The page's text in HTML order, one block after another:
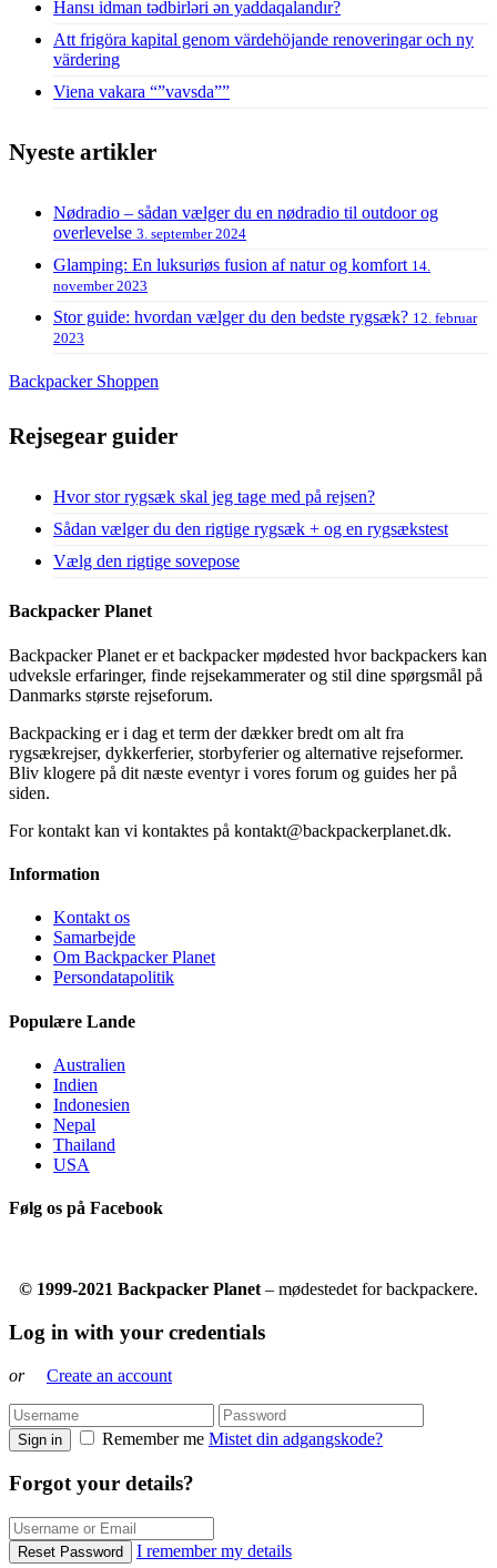
Hansı idman tədbirləri ən yaddaqalandır?
Att frigöra kapital genom värdehöjande renoveringar och ny
värdering
Viena vakara “”vavsda””
Nyeste artikler
Nødradio – sådan vælger du en nødradio til outdoor og
overlevelse 3. september 2024
Glamping: En luksuriøs fusion af natur og komfort 14.
november 2023
Stor guide: hvordan vælger du den bedste rygsæk? 12. februar
2023
Backpacker Shoppen
Rejsegear guider
Hvor stor rygsæk skal jeg tage med på rejsen?
Sådan vælger du den rigtige rygsæk + og en rygsækstest
Vælg den rigtige sovepose
Backpacker Planet
Backpacker Planet er et backpacker mødested hvor backpackers kan
udveksle erfaringer, finde rejsekammerater og stil dine spørgsmål på
Danmarks største rejseforum.
Backpacking er i dag et term der dækker bredt om alt fra
rygsækrejser, dykkerferier, storbyferier og alternative rejseformer.
Bliv klogere på dit næste eventyr i vores forum og guides her på
siden.
For kontakt kan vi kontaktes på kontakt@backpackerplanet.dk.
Information
Kontakt os
Samarbejde
Om Backpacker Planet
Persondatapolitik
Populære Lande
Australien
Indien
Indonesien
Nepal
Thailand
USA
Følg os på Facebook
© 1999-2021 Backpacker Planet – mødestedet for backpackere.
Log in with your credentials
or Create an account
Sign in Remember me Mistet din adgangskode?
Forgot your details?
Reset Password I remember my details